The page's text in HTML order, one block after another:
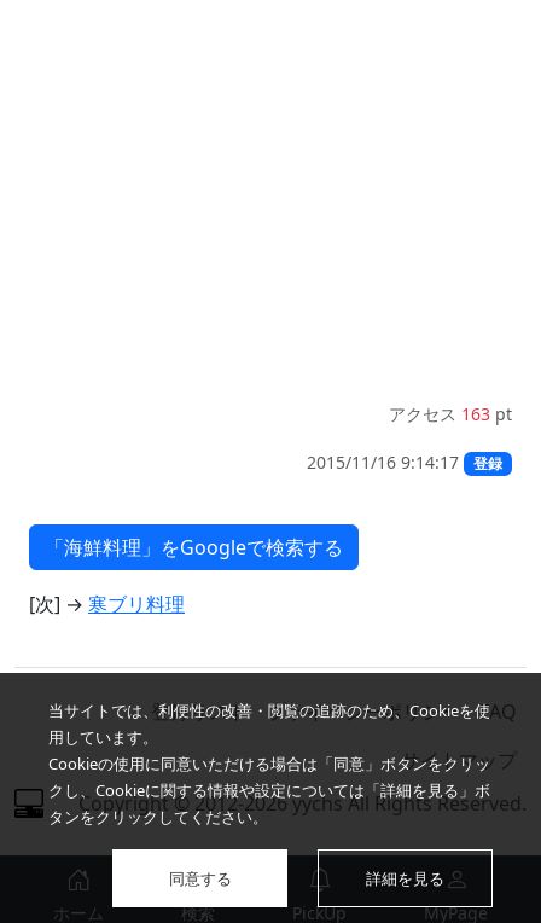
アクセス 163 pt
2015/11/16 9:14:17 登録
[次] → 寒ブリ料理
当サイトでは、利便性の改善・閲覧の追跡のため、Cookieを使
用しています。
Cookieの使用に同意いただける場合は「同意」ボタンをクリッ
クし、Cookieに関する情報や設定については「詳細を見る」ボ
タンをクリックしてください。
同意する 詳細を見る
登録リスト プライバシーポリシー
FAQ
サイトマップ
Copyright © 2012-2026 yychs All Rights Reserved.
ホーム 検索 PickUp MyPage